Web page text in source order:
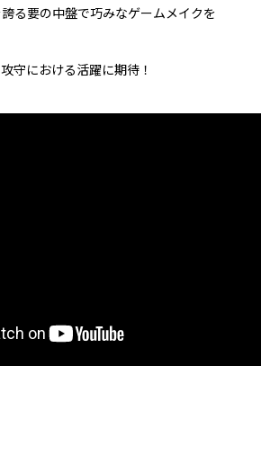
る要の中盤で巧みなゲームメイクを
守における活躍に期待！